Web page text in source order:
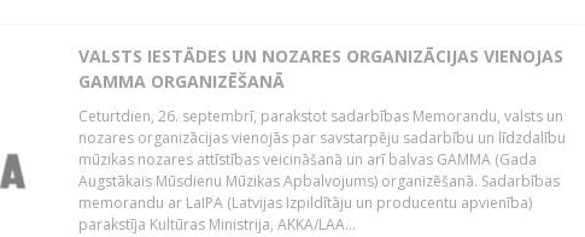
VALSTS IESTĀDES UN NOZARES ORGANIZĀCIJAS VIENOJAS
GAMMA ORGANIZĒŠANĀ
Ceturtdien, 26. septembrī, parakstot sadarbības Memorandu, valsts un
nozares organizācijas vienojās par savstarpēju sadarbību un līdzdalību
mūzikas nozares attīstības veicināšanā un arī balvas GAMMA (Gada
Augstākais Mūsdienu Mūzikas Apbalvojums) organizēšanā. Sadarbības
memorandu ar LaIPA (Latvijas Izpildītāju un producentu apvienība)
parakstīja Kultūras Ministrija, AKKA/LAA...